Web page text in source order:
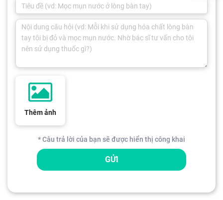
Thêm ảnh
* Câu trả lời của bạn sẽ được hiển thị công khai
GỬI